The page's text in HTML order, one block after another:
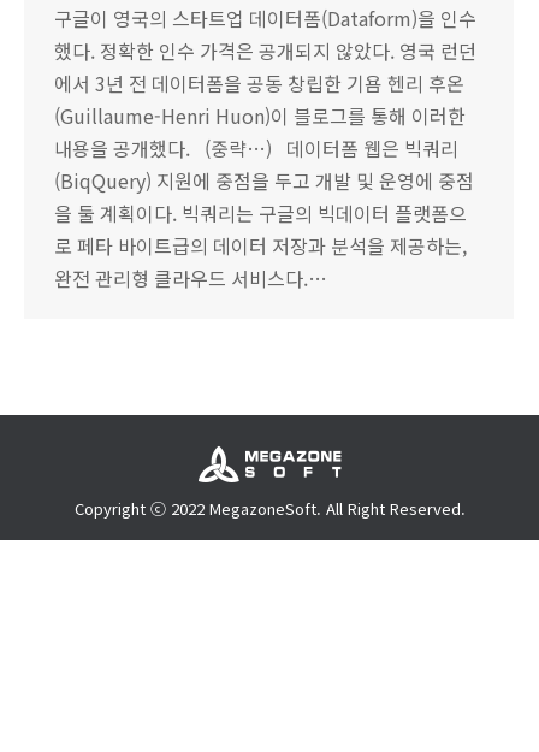
구글이 영국의 스타트업 데이터폼(Dataform)을 인수
했다. 정확한 인수 가격은 공개되지 않았다. 영국 런던
에서 3년 전 데이터폼을 공동 창립한 기욤 헨리 후온
(Guillaume-Henri Huon)이 블로그를 통해 이러한
내용을 공개했다. (중략…) 데이터폼 웹은 빅쿼리
(BiqQuery) 지원에 중점을 두고 개발 및 운영에 중점
을 둘 계획이다. 빅쿼리는 구글의 빅데이터 플랫폼으
로 페타 바이트급의 데이터 저장과 분석을 제공하는,
완전 관리형 클라우드 서비스다.…
Copyright ⓒ 2022 MegazoneSoft. All Right Reserved.